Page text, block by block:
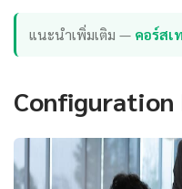
แนะนำเพิ่มเติม — คอร์สเ
Configuration